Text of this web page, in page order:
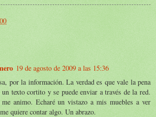
19 de agosto de 2009 a las 15:36
por la información. La verdad es que vale la pena
texto cortito y se puede enviar a través de la red.
animo. Echaré un vistazo a mis muebles a ver
quiere contar algo. Un abrazo.